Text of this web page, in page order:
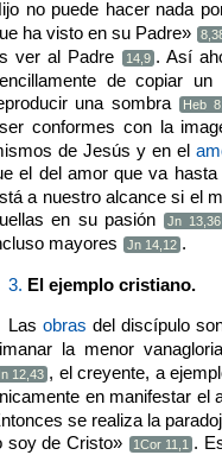
no puede hacer nada
ha visto en su Padre»
ver al Padre
14,9 . Así
de copiar
una sombra
Heb
conformes con la
de Jesús y en el
el del amor que va hasta
a nuestro alcance si el
en su pasión
Jn 13,36
mayores
Jn 14,12 .
3. El ejemplo cristiano.
Las obras del discípulo
la menor
12,43 , el creyente, a
en manifestar el
se realiza la
soy de Cristo»
1Cor 11,1 .